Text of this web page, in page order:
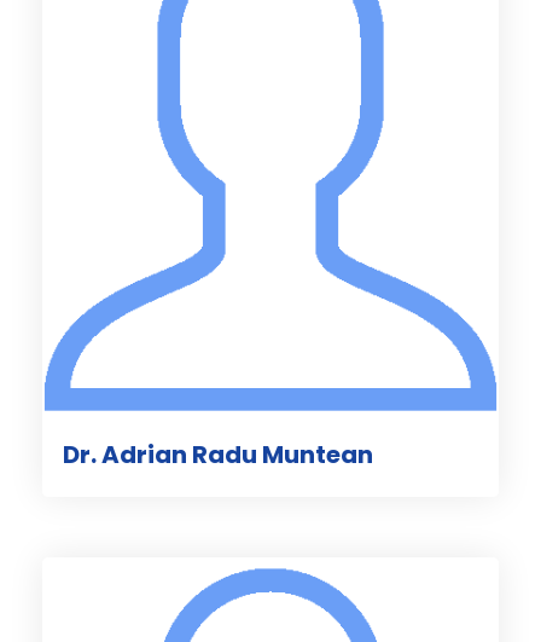
Dr. Adrian Radu Muntean